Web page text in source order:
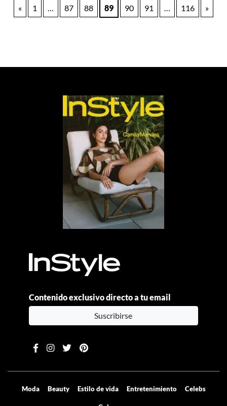
Paginación
« 1 … 87 88 89 90 91 … 116 »
Contenido exclusivo directo a tu email
Suscribirse
Moda Beauty Estilo de vida Entretenimiento Celebs